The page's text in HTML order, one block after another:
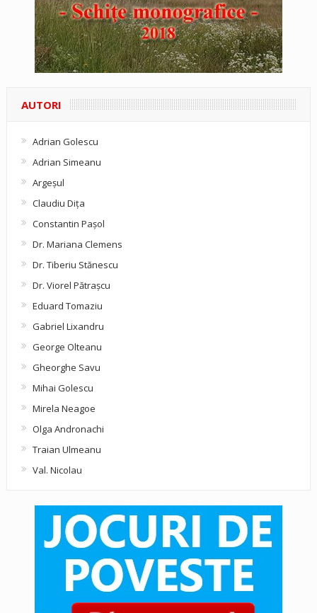
AUTORI
Adrian Golescu
Adrian Simeanu
Argeşul
Claudiu Diţa
Constantin Pașol
Dr. Mariana Clemens
Dr. Tiberiu Stănescu
Dr. Viorel Pătraşcu
Eduard Tomaziu
Gabriel Lixandru
George Olteanu
Gheorghe Savu
Mihai Golescu
Mirela Neagoe
Olga Andronachi
Traian Ulmeanu
Val. Nicolau